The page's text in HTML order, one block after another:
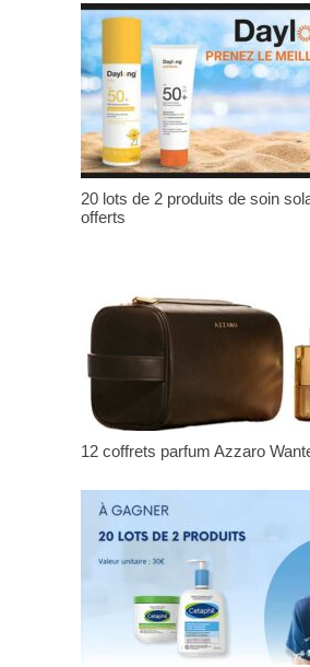
20 lots de 2 produits de soin
offerts
12 coffrets parfum Azzaro